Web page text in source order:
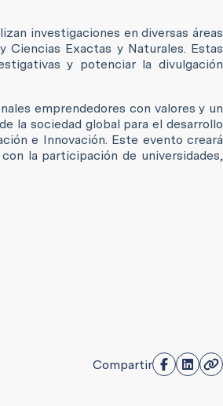
investigaciones en diversas áreas
Exactas y Naturales. Estas
y potenciar la divulgación
emprendedores con valores y un
la sociedad global para el desarrollo
e Innovación. Este evento creará
la participación de universidades,
Compartir